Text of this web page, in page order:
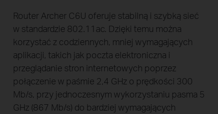
Router Archer C6U oferuje stabilną i szybką sieć
w standardzie 802.11ac. Dzięki temu można
korzystać z codziennych, mniej wymagających
aplikacji, takich jak poczta elektroniczna i
przeglądanie stron internetowych poprzez
połączenie w paśmie 2,4 GHz o prędkości 300
Mb/s, przy jednoczesnym wykorzystaniu pasma 5
GHz (867 Mb/s) do bardziej wymagających